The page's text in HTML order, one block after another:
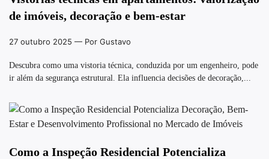
de imóveis, decoração e bem-estar
27 outubro 2025 — Por Gustavo
Descubra como uma vistoria técnica, conduzida por um engenheiro, pode
ir além da segurança estrutural. Ela influencia decisões de decoração,...
Como a Inspeção Residencial Potencializa